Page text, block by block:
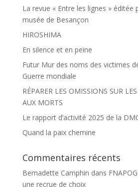
La revue « Entre les lignes » éditée
musée de Besançon
HIROSHIMA
En silence et en peine
Futur Mur des noms des victimes
Guerre mondiale
RÉPARER LES OMISSIONS SUR
AUX MORTS
Le rapport d’activité 2025 de la
Quand la paix chemine
Commentaires récents
Bernadette Camphin dans
une recrue de choix